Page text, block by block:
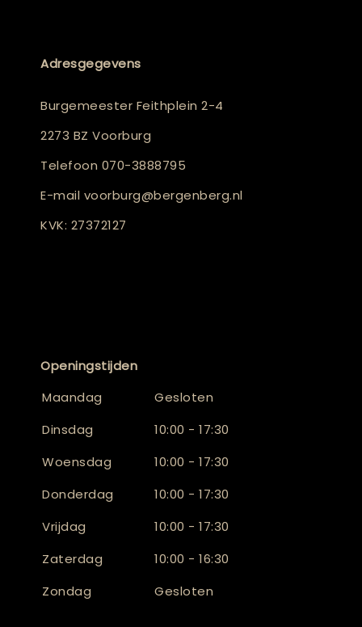
Adresgegevens
Burgemeester Feithplein 2-4
2273 BZ Voorburg
Telefoon 070-3888795
E-mail voorburg@bergenberg.nl
KVK: 27372127
Openingstijden
Maandag
Gesloten
Dinsdag
10:00 - 17:30
Woensdag
10:00 - 17:30
Donderdag
10:00 - 17:30
Vrijdag
10:00 - 17:30
Zaterdag
10:00 - 16:30
Zondag
Gesloten